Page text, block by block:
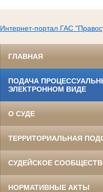
Интернет-портал ГАС
ГЛАВНАЯ
ПОДАЧА
ЭЛЕКТРОННОМ ВИДЕ
О СУДЕ
ТЕРРИТОРИАЛЬНАЯ
СУДЕЙСКОЕ
НОРМАТИВНЫЕ АКТЫ